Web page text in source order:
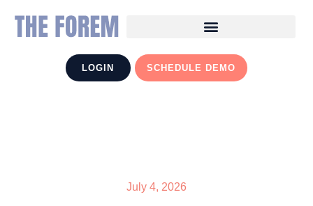
LOGIN SCHEDULE DEMO
July 4, 2026